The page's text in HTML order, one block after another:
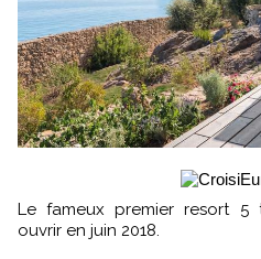
Le fameux premier resort 5 tridents d'Europe va enfin
ouvrir en juin 2018.